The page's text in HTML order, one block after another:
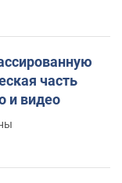
часть
и видео